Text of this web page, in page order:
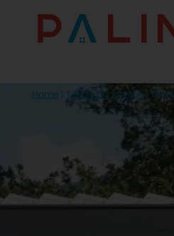
Home | Tende da interno |